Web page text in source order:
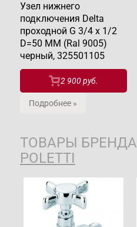
Узел нижнего
подключения Delta
проходной G 3/4 x 1/2
D=50 MM (Ral 9005)
черный, 325501105
2 900 руб.
Подробнее »
ТОВАРЫ БРЕНДА
POLETTI